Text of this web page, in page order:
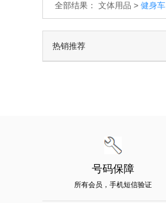
全部结果： 文体用品 > 健身车
热销推荐
号码保障
所有会员，手机短信验证